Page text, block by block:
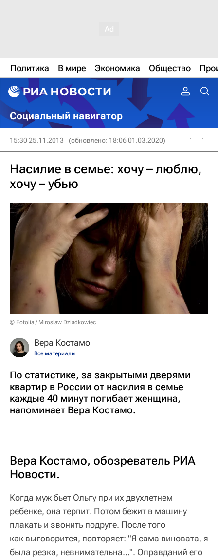
Политика В мире Экономика Общество
Социальный навигатор
15:30 25.11.2013 (обновлено: 18:06 01.03.2020)
Насилие в семье: хочу – люблю,
хочу – убью
© Fotolia / Miroslaw Dziadkowiec
Вера Костамо
Все материалы
По статистике, за закрытыми дверями
квартир в России от насилия в семье
каждые 40 минут погибает женщина,
напоминает Вера Костамо.
Вера Костамо, обозреватель РИА
Новости.
Когда муж бьет Ольгу при их двухлетнем
ребенке, она терпит. Потом бежит в машину
плакать и звонить подруге. После того
как выговорится, повторяет: "Я сама виновата, я
была резка, невнимательна…". Оправданий его